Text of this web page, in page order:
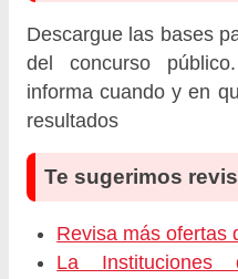
Descargue las bases
del concurso
informa cuando y en
resultados
Te sugerimos
Revisa más ofertas
La Instituciones